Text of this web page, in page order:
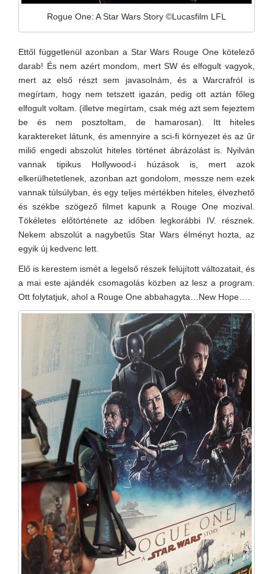
Rogue One: A Star Wars Story ©Lucasfilm LFL
Ettől függetlenül azonban a Star Wars Rouge One kötelező
darab! És nem azért mondom, mert SW és elfogult vagyok,
mert az első részt sem javasolnám, és a Warcrafról is
megírtam, hogy nem tetszett igazán, pedig ott aztán főleg
elfogult voltam. (illetve megírtam, csak még azt sem fejeztem
be és nem posztoltam, de hamarosan). Itt hiteles
karaktereket látunk, és amennyire a sci-fi környezet és az űr
miliő engedi abszolút hiteles történet ábrázolást is. Nyilván
vannak tipikus Hollywood-i húzások is, mert azok
elkerülhetetlenek, azonban azt gondolom, messze nem ezek
vannak túlsúlyban, és egy teljes mértékben hiteles, élvezhető
és székbe szögező filmet kapunk a Rouge One mozival.
Tökéletes előtörténete az időben legkorábbi IV. résznek.
Nekem abszolút a nagybetűs Star Wars élményt hozta, az
egyik új kedvenc lett.
Elő is kerestem ismét a legelső részek felújított változatait, és
a mai este ajándék csomagolás közben az lesz a program.
Ott folytatjuk, ahol a Rouge One abbahagyta…New Hope….